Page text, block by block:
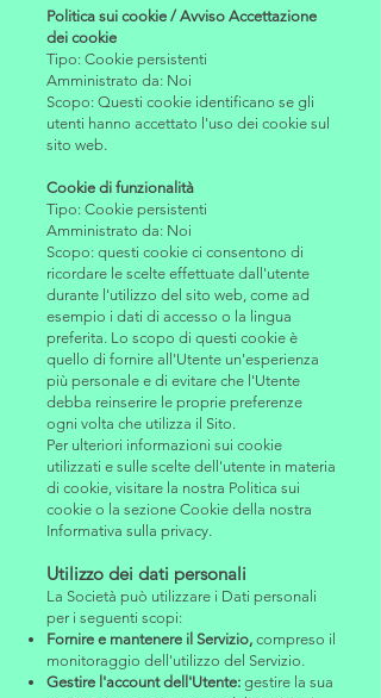
Politica sui cookie / Avviso Accettazione
dei cookie
Tipo: Cookie persistenti
Amministrato da: Noi
Scopo: Questi cookie identificano se gli
utenti hanno accettato l'uso dei cookie sul
sito web.
Cookie di funzionalità
Tipo: Cookie persistenti
Amministrato da: Noi
Scopo: questi cookie ci consentono di
ricordare le scelte effettuate dall'utente
durante l'utilizzo del sito web, come ad
esempio i dati di accesso o la lingua
preferita. Lo scopo di questi cookie è
quello di fornire all'Utente un'esperienza
più personale e di evitare che l'Utente
debba reinserire le proprie preferenze
ogni volta che utilizza il Sito.
Per ulteriori informazioni sui cookie
utilizzati e sulle scelte dell'utente in materia
di cookie, visitare la nostra Politica sui
cookie o la sezione Cookie della nostra
Informativa sulla privacy.
Utilizzo dei dati personali
La Società può utilizzare i Dati personali
per i seguenti scopi:
Fornire e mantenere il Servizio, compreso il
monitoraggio dell'utilizzo del Servizio.
Gestire l'account dell'Utente: gestire la sua